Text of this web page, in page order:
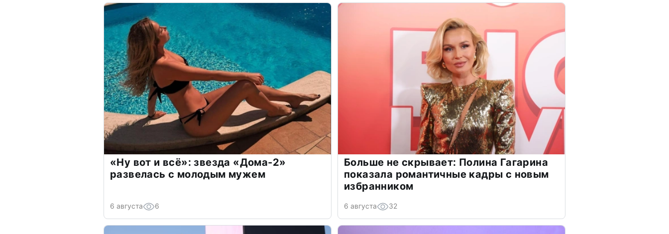
«Ну вот и всё»: звезда «Дома-2»
развелась с молодым мужем
6 августа 6
Больше не скрывает: Полина Гагарина
показала романтичные кадры с новым
избранником
6 августа 32